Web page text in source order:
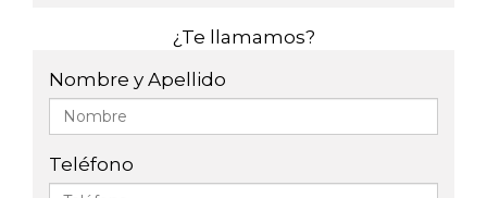
¿Te llamamos?
Nombre y Apellido
Teléfono